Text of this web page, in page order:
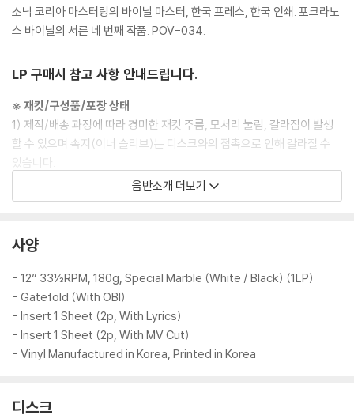
소닉 코리아 마스터링의 바이닐 마스터, 한국 프레스, 한국 인쇄. 포크라노
스 바이닐의 서른 네 번째 작품. POV-034.
LP 구매시 참고 사항 안내드립니다.
※ 재킷/구성품/포장 상태
1) 제작/배송 과정에 따라 경미한 재킷 주름, 모서리 눌림, 갈라짐이 발생
할 수 있으며 속지(이너 슬리브)는 디스크와의 접촉으로 인해 갈라질 수
있습니다.
외관상 불량 확인되는 상품을 개봉 시엔 반품/교환 처리 불가합니다.
2) 디스크 라벨은 공정상 매끄럽게 부착되지 않을 수도 있으며 겉포장 비
3) 일본 제작 LP는 대부분 겉비닐이 밀봉되어 있지 않습니다.
4) 디지털 다운로드 코드는 본사에서 공지 없이 증정 종료될 수 있습니다.
※ 재생 불량
1) 침압 조절 기능이 없는 턴테이블을 사용하시는 경우, (주로 올인원 형태
모델) 다이내믹 사운드의 편차가 큰 트랙을 재생할 때 이상 현상이 발생할
수 있습니다.
2) 디스크는 정전기와 먼지로 인해 재생이 원활하지 않은 경우가 있습니
음반소개 더보기
사양
- 12” 33⅓RPM, 180g, Special Marble (White / Black) (1LP)
- Gatefold (With OBI)
- Insert 1 Sheet (2p, With Lyrics)
- Insert 1 Sheet (2p, With MV Cut)
- Vinyl Manufactured in Korea, Printed in Korea
디스크